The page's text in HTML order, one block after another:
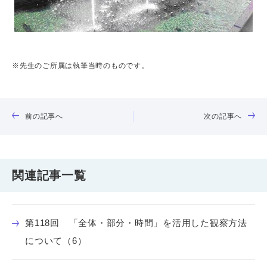
※先生のご所属は執筆当時のものです。
前の記事へ 次の記事へ
関連記事一覧
第118回 「全体・部分・時間」を活用した観察方法
について（6）